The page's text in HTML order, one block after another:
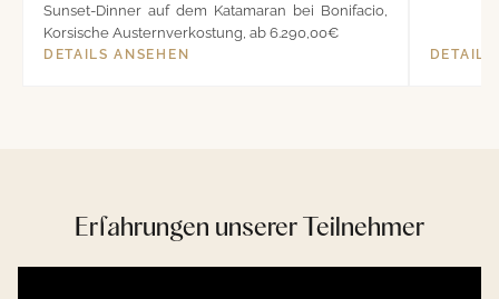
Sunset-Dinner auf dem Katamaran bei Bonifacio,
Korsische Austernverkostung, ab 6.290,00€
DETAILS ANSEHEN
Erfahrungen unserer Teilnehmer